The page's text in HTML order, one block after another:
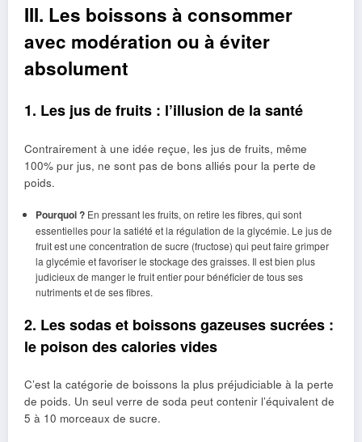
III. Les boissons à consommer
avec modération ou à éviter
absolument
1. Les jus de fruits : l’illusion de la santé
Contrairement à une idée reçue, les jus de fruits, même
100% pur jus, ne sont pas de bons alliés pour la perte de
poids.
Pourquoi ?En pressant les fruits, on retire les fibres, qui sont
essentielles pour la satiété et la régulation de la glycémie. Le jus de
fruit est une concentration de sucre (fructose) qui peut faire grimper
la glycémie et favoriser le stockage des graisses. Il est bien plus
judicieux de manger le fruit entier pour bénéficier de tous ses
nutriments et de ses fibres.
2. Les sodas et boissons gazeuses sucrées :
le poison des calories vides
C’est la catégorie de boissons la plus préjudiciable à la perte
de poids. Un seul verre de soda peut contenir l’équivalent de
5 à 10 morceaux de sucre.